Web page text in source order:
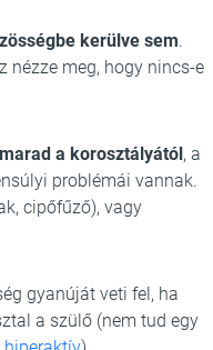
kerülve sem.
nézze meg, hogy nincs-e
a korosztályától, a
problémái vannak.
cipőfűző), vagy
gyanúját veti fel, ha
a szülő (nem tud egy